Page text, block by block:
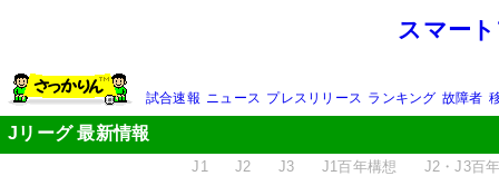
スマー
試合速報 ニュース プレスリリース ランキング 故障者
Jリーグ 最新情報
J1 J2 J3 J1百年構想 J2・J3百